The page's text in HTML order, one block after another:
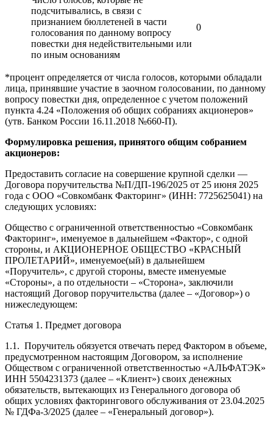
подсчитывались, в связи с
признанием бюллетеней в части
голосования по данному вопросу
повестки дня недействительными или
по иным основаниям
0
*процент определяется от числа голосов, которыми обладали
лица, принявшие участие в заочном голосовании, по данному
вопросу повестки дня, определенное с учетом положений
пункта 4.24 «Положения об общих собраниях акционеров»
(утв. Банком России 16.11.2018 №660-П).
Формулировка решения, принятого общим собранием
акционеров:
Предоставить согласие на совершение крупной сделки —
Договора поручительства №П/ДП-196/2025 от 25 июня 2025
года с ООО «Совкомбанк Факторинг» (ИНН: 7725625041) на
следующих условиях:
Общество с ограниченной ответственностью «Совкомбанк
Факторинг», именуемое в дальнейшем «Фактор», с одной
стороны, и АКЦИОНЕРНОЕ ОБЩЕСТВО «КРАСНЫЙ
ПРОЛЕТАРИЙ», именуемое(ый) в дальнейшем
«Поручитель», с другой стороны, вместе именуемые
«Стороны», а по отдельности – «Сторона», заключили
настоящий Договор поручительства (далее – «Договор») о
нижеследующем:
Статья 1. Предмет договора
1.1. Поручитель обязуется отвечать перед Фактором в объеме,
предусмотренном настоящим Договором, за исполнение
Обществом с ограниченной ответственностью «АЛЬФАТЭК»
ИНН 5504231373 (далее – «Клиент») своих денежных
обязательств, вытекающих из Генерального договора об
общих условиях факторингового обслуживания от 23.04.2025
№ ГДФа-3/2025 (далее – «Генеральный договор»).